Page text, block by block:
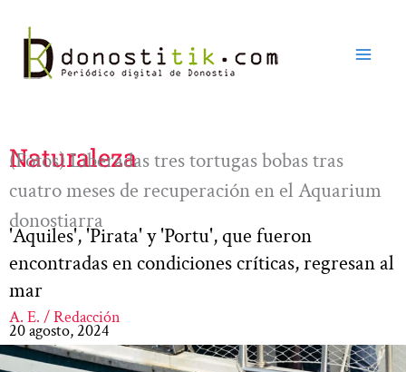
contenido
Naturaleza
(Fotos) Liberadas tres tortugas bobas tras
cuatro meses de recuperación en el Aquarium
donostiarra
'Aquiles', 'Pirata' y 'Portu', que fueron
encontradas en condiciones críticas, regresan al
mar
A. E. / Redacción
20 agosto, 2024